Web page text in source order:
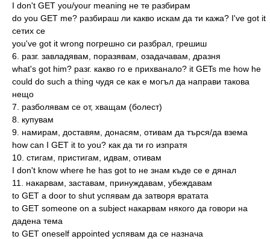
I don't GET you/your meaning не те разбирам
do you GET me? разбираш ли какво искам да ти кажа? I've got it
сетих се
you've got it wrong погрешно си разбрал, грешиш
6. разг. завладявам, поразявам, озадачавам, дразня
what's got him? разг. какво го е прихванало? it GETs me how he
could do such a thing чудя се как е могъл да направи такова
нещо
7. разболявам се от, хващам (болест)
8. купувам
9. намирам, доставям, донасям, отивам да търся/да взема
how can I GET it to you? как да ти го изпратя
10. стигам, пристигам, идвам, отивам
I don't know where he has got to не знам къде се е дянал
11. накарвам, заставам, принуждавам, убеждавам
to GET a door to shut успявам да затворя вратата
to GET someone on a subject накарвам някого да говори на
дадена тема
to GET oneself appointed успявам да се назнача